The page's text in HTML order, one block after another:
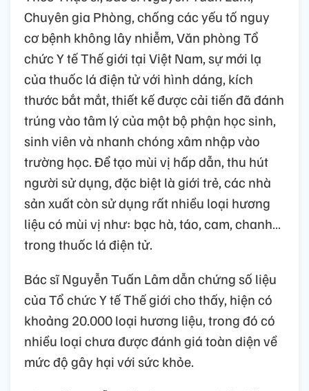
Chuyên gia Phòng, chống các yếu tố nguy
cơ bệnh không lây nhiễm, Văn phòng Tổ
chức Y tế Thế giới tại Việt Nam, sự mới lạ
của thuốc lá điện tử với hình dáng, kích
thước bắt mắt, thiết kế được cải tiến đã đánh
trúng vào tâm lý của một bộ phận học sinh,
sinh viên và nhanh chóng xâm nhập vào
trường học. Để tạo mùi vị hấp dẫn, thu hút
người sử dụng, đặc biệt là giới trẻ, các nhà
sản xuất còn sử dụng rất nhiều loại hương
liệu có mùi vị như: bạc hà, táo, cam, chanh…
trong thuốc lá điện tử.
Bác sĩ Nguyễn Tuấn Lâm dẫn chứng số liệu
của Tổ chức Y tế Thế giới cho thấy, hiện có
khoảng 20.000 loại hương liệu, trong đó có
nhiều loại chưa được đánh giá toàn diện về
mức độ gây hại với sức khỏe.